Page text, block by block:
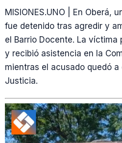
MISIONES.UNO | En Oberá,
fue detenido tras agredir y
el Barrio Docente. La víctima
y recibió asistencia en la
mientras el acusado quedó
Justicia.